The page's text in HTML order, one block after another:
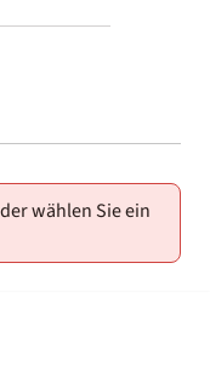
wählen Sie ein